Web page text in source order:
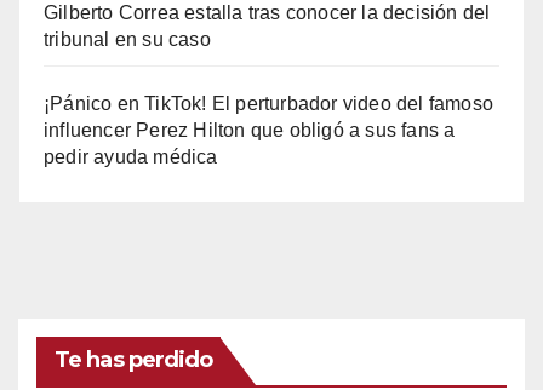
Gilberto Correa estalla tras conocer la decisión del
tribunal en su caso
¡Pánico en TikTok! El perturbador video del famoso
influencer Perez Hilton que obligó a sus fans a
pedir ayuda médica
Te has perdido